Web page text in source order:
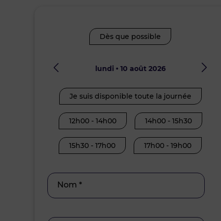
Dès que possible
lundi • 10 août 2026
Je suis disponible toute la journée
12h00 - 14h00 14h00 - 15h30
15h30 - 17h00 17h00 - 19h00
Nom *